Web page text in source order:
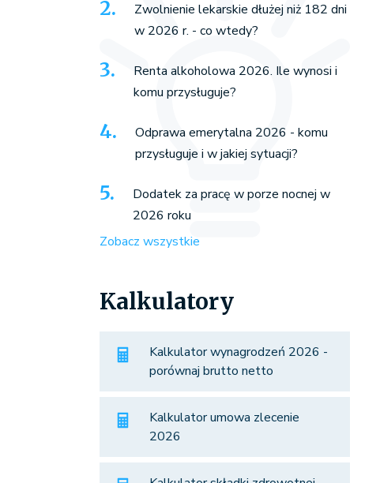
Zwolnienie lekarskie dłużej niż 182 dni
w 2026 r. - co wtedy?
Renta alkoholowa 2026. Ile wynosi i
komu przysługuje?
Odprawa emerytalna 2026 - komu
przysługuje i w jakiej sytuacji?
Dodatek za pracę w porze nocnej w
2026 roku
Zobacz wszystkie
Kalkulatory
Kalkulator wynagrodzeń 2026 -
porównaj brutto netto
Kalkulator umowa zlecenie
2026